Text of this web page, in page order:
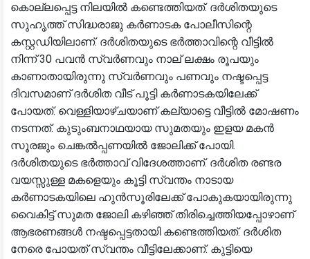
കൊല്ലപ്പെട്ട നിലയിൽ കണ്ടെത്തിയത്. ദർശിതയുടെ
സുഹൃത്ത് സിദ്ധരാജു കർണാടക പോലീസിന്റെ
കസ്റ്റഡിയിലാണ്. ദർശിതയുടെ ഭർത്താവിന്റെ വീട്ടിൽ
നിന്ന് 30 പവൻ സ്വർണവും നാല് ലക്ഷം രൂപയും
കാണാതായിരുന്നു സ്വർണവും പണവും നഷ്ടപ്പെട്ട
ദിവസമാണ് ദർശിത വീട് പൂട്ടി കർണാടകയിലേക്ക്
പോയത്. വെള്ളിയാഴ്ചയാണ് കല്യാട്ടെ വീട്ടിൽ മോഷണം
നടന്നത്. കുടുംബനാഥയായ സുമതയും ഇളയ മകൻ
സൂരജും ചെങ്കൽപ്പണയിൽ ജോലിക്ക് പോയി.
ദർശിതയുടെ ഭർത്താവ് വിദേശത്താണ്. ദർശിത രണ്ടര
വയസ്സുള്ള മകളെയും കൂട്ടി സ്വന്തം നാടായ
കർണാടകയിലെ ഹുൻസൂരിലേക്ക് പോകുകയായിരുന്നു
വൈകിട്ട് സുമത ജോലി കഴിഞ്ഞ് തിരിച്ചെത്തിയപ്പോഴാണ്
ആഭരണങ്ങൾ നഷ്ടപ്പെട്ടതായി കണ്ടെത്തിയത്. ദർശിത
നേരെ പോയത് സ്വന്തം വീട്ടിലേക്കാണ്. കുട്ടിയെ